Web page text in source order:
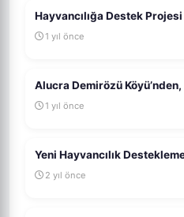
Hayvancılığa Destek
1 yıl önce
Alucra Demirözü
1 yıl önce
Yeni Hayvancılık
2 yıl önce